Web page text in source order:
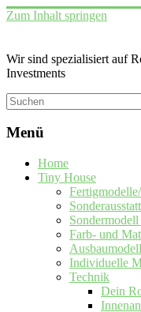
Zum Inhalt springen
Wir sind spezialisiert auf
Investments
Menü
Home
Tiny House
Farb- und
Individuelle
Technik
Dein